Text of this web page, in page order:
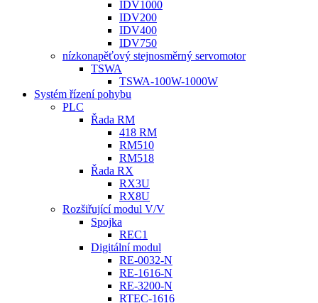
IDV1000
IDV200
IDV400
IDV750
nízkonapěťový stejnosměrný servomotor
TSWA
TSWA-100W-1000W
Systém řízení pohybu
PLC
Řada RM
418 RM
RM510
RM518
Řada RX
RX3U
RX8U
Rozšiřující modul V/V
Spojka
REC1
Digitální modul
RE-0032-N
RE-1616-N
RE-3200-N
RTEC-1616